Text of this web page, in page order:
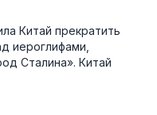
Китай прекратить
иероглифами,
Сталина». Китай